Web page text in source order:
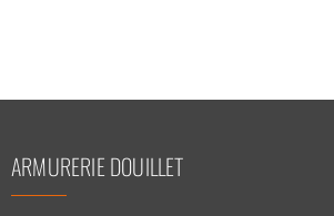
ARMURERIE DOUILLET